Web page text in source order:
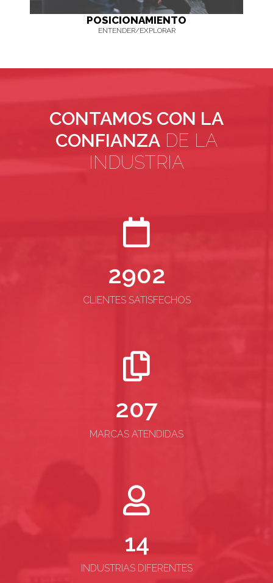
POSICIONAMIENTO
ENTENDER/EXPLORAR
CONTAMOS CON LA
CONFIANZA DE LA
INDUSTRIA
2902
CLIENTES SATISFECHOS
207
MARCAS ATENDIDAS
14
INDUSTRIAS DIFERENTES